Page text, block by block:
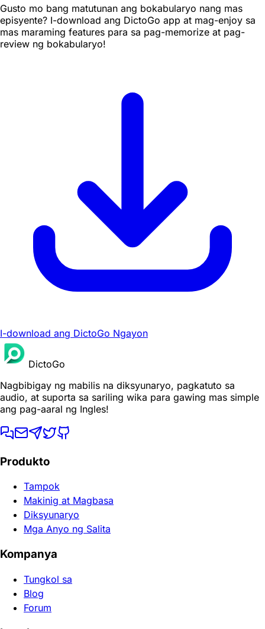
Gusto mo bang matutunan ang bokabularyo nang mas
episyente? I-download ang DictoGo app at mag-enjoy sa
mas maraming features para sa pag-memorize at pag-
review ng bokabularyo!
I-download ang DictoGo Ngayon
DictoGo
Nagbibigay ng mabilis na diksyunaryo, pagkatuto sa
audio, at suporta sa sariling wika para gawing mas simple
ang pag-aaral ng Ingles!
Produkto
Tampok
Makinig at Magbasa
Diksyunaryo
Mga Anyo ng Salita
Kompanya
Tungkol sa
Blog
Forum